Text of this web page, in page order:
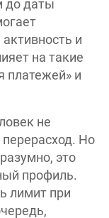
до даты
и
на такие
платежей» и
не
перерасход. Но
это
профиль.
лимит при